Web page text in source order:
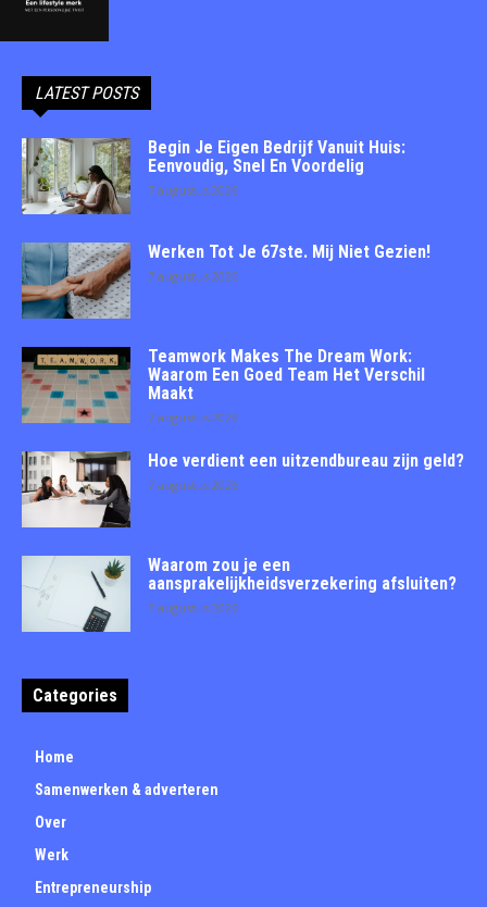
LATEST POSTS
Begin Je Eigen Bedrijf Vanuit Huis:
Eenvoudig, Snel En Voordelig
7 augustus 2026
Werken Tot Je 67ste. Mij Niet Gezien!
7 augustus 2026
Teamwork Makes The Dream Work:
Waarom Een Goed Team Het Verschil
Maakt
7 augustus 2026
Hoe verdient een uitzendbureau zijn geld?
7 augustus 2026
Waarom zou je een
aansprakelijkheidsverzekering afsluiten?
7 augustus 2026
Categories
Home
Samenwerken & adverteren
Over
Werk
Entrepreneurship